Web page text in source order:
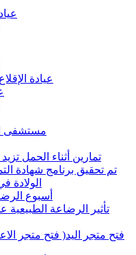
عيادة
مستشفى
تمارين أثناء الحمل
تم تحقيق برنامج شهادة
أسبوع
تأثير الرضاعة الطبيعية